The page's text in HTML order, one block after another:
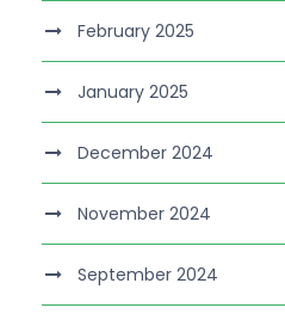
February 2025
January 2025
December 2024
November 2024
September 2024